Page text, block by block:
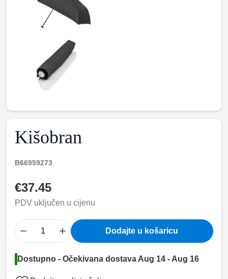
Kišobran
B66959273
€37.45
PDV uključen u cijenu
− + Dodajte u košaricu
Dostupno - Očekivana dostava Aug 14 - Aug 16